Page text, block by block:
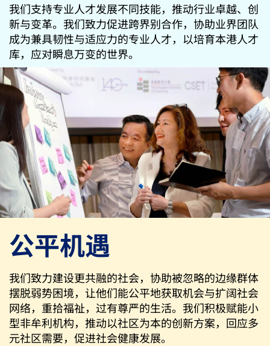
我们支持专业人才发展不同技能，推动行业卓越、创
新与变革。我们致力促进跨界别合作，协助业界团队
成为兼具韧性与适应力的专业人才，以培育本港人才
库，应对瞬息万变的世界。
公平机遇
我们致力建设更共融的社会，协助被忽略的边缘群体
摆脱弱势困境，让他们能公平地获取机会与扩阔社会
网络，重拾福祉，过有尊严的生活。我们积极赋能小
型非牟利机构，推动以社区为本的创新方案，回应多
元社区需要，促进社会健康发展。